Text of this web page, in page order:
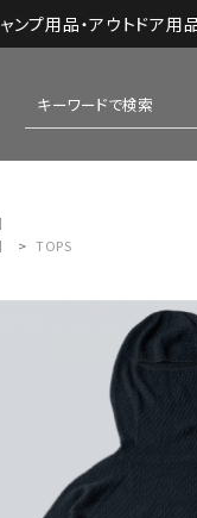
プ用品・アウトドア用
員登録
TOPS